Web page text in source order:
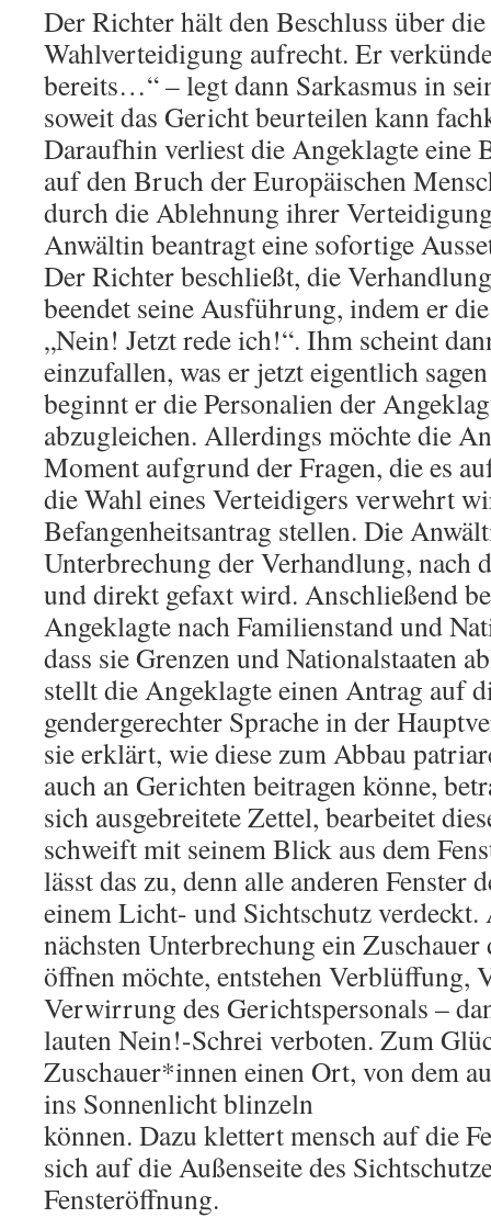
Der Richter hält den Beschluss über
Wahlverteidigung aufrecht. Er
bereits…“ – legt dann Sarkasmus in
soweit das Gericht beurteilen kann
Daraufhin verliest die Angeklagte eine
auf den Bruch der Europäischen
durch die Ablehnung ihrer
Anwältin beantragt eine sofortige
Der Richter beschließt, die
beendet seine Ausführung, indem er
„Nein! Jetzt rede ich!“. Ihm scheint
einzufallen, was er jetzt eigentlich
beginnt er die Personalien der
abzugleichen. Allerdings möchte die
Moment aufgrund der Fragen, die es
die Wahl eines Verteidigers verwehrt
Befangenheitsantrag stellen. Die
Unterbrechung der Verhandlung, nach
und direkt gefaxt wird. Anschließend
Angeklagte nach Familienstand und
dass sie Grenzen und Nationalstaaten
stellt die Angeklagte einen Antrag auf
gendergerechter Sprache in der
sie erklärt, wie diese zum Abbau
auch an Gerichten beitragen könne,
sich ausgebreitete Zettel, bearbeitet
schweift mit seinem Blick aus dem
lässt das zu, denn alle anderen Fenster
einem Licht- und Sichtschutz verdeckt.
nächsten Unterbrechung ein
öffnen möchte, entstehen Verblüffung,
Verwirrung des Gerichtspersonals –
lauten Nein!-Schrei verboten. Zum
Zuschauer*innen einen Ort, von dem
ins Sonnenlicht blinzeln
können. Dazu klettert mensch auf die
sich auf die Außenseite des
Fensteröffnung.